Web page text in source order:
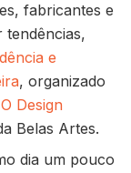
fabricantes e
tendências,
e
, organizado
Design
Belas Artes.
dia um pouco